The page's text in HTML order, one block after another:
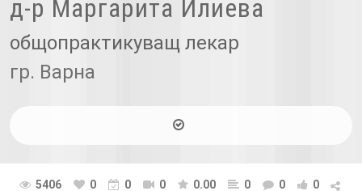
д-р Маргарита Илиева
общопрактикуващ лекар
гр. Варна
5406 0 0 0 0.00 0 0 0